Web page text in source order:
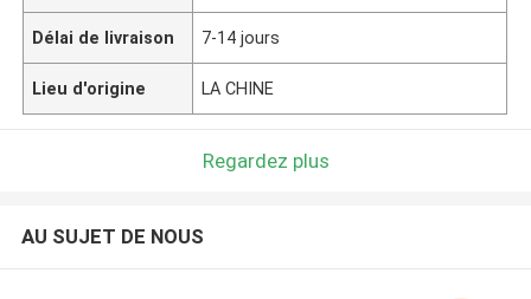
Délai de livraison 7-14 jours
Lieu d'origine LA CHINE
Regardez plus
AU SUJET DE NOUS